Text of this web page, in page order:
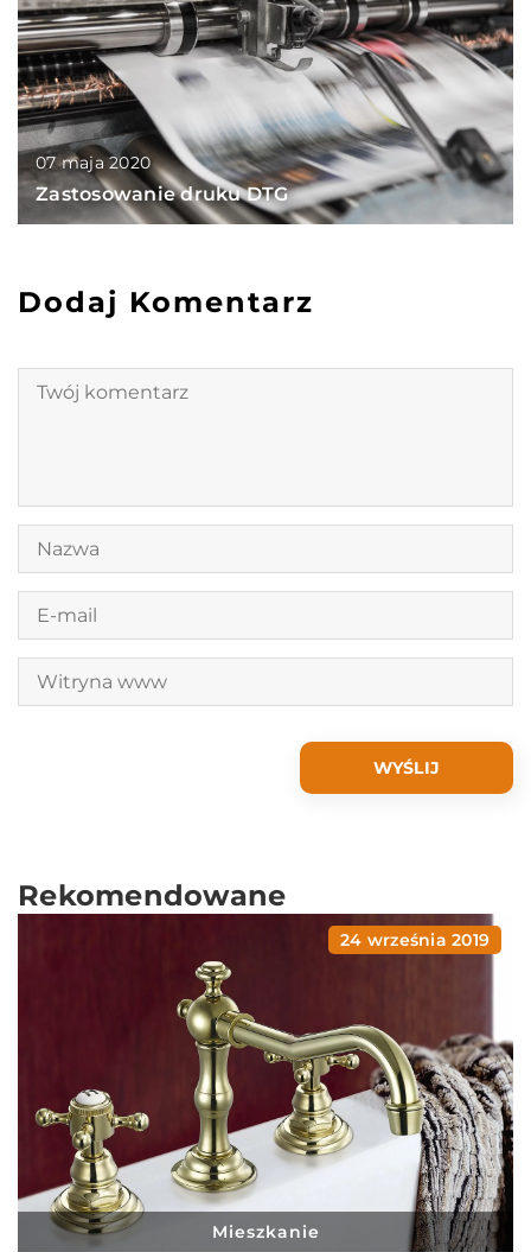
07 maja 2020
Zastosowanie druku DTG
Dodaj Komentarz
Rekomendowane
24 września 2019
Mieszkanie